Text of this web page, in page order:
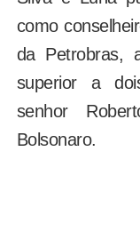
como
da Petrobras,
superior a
senhor
Bolsonaro.